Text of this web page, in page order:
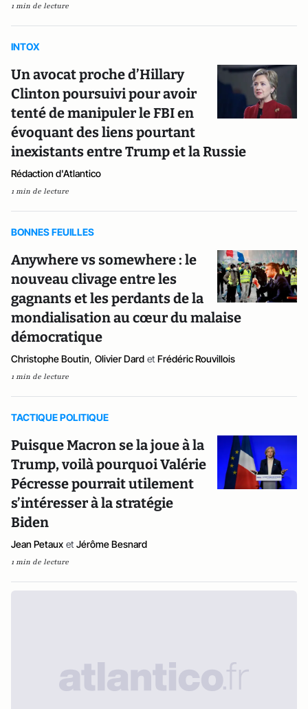
1 min de lecture
INTOX
Un avocat proche d’Hillary
Clinton poursuivi pour avoir
tenté de manipuler le FBI en
évoquant des liens pourtant
inexistants entre Trump et la Russie
Rédaction d'Atlantico
1 min de lecture
BONNES FEUILLES
Anywhere vs somewhere : le
nouveau clivage entre les
gagnants et les perdants de la
mondialisation au cœur du malaise
démocratique
Christophe Boutin, Olivier Dard et Frédéric Rouvillois
1 min de lecture
TACTIQUE POLITIQUE
Puisque Macron se la joue à la
Trump, voilà pourquoi Valérie
Pécresse pourrait utilement
s’intéresser à la stratégie
Biden
Jean Petaux et Jérôme Besnard
1 min de lecture